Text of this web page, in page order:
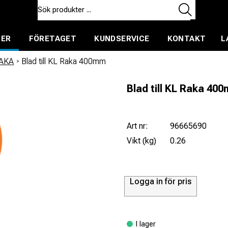
FÖRETAGET KUNDSERVICE KONTAKT
/ Blad till KL Raka 400mm
Blad till KL Raka
Art nr:
96665690
Vikt (kg)
0.26
Logga in för pris
I lager